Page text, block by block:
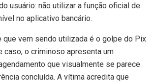
usuário: não utilizar a função oficial de
no aplicativo bancário.
que vem sendo utilizada é o golpe do Pix
caso, o criminoso apresenta um
que visualmente se parece
concluída. A vítima acredita que